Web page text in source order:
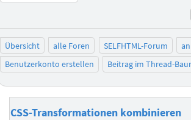
Übersicht alle Foren SELFHTML-Forum
Benutzerkonto erstellen
Beitrag im Thread-
CSS-Transformationen kombinieren